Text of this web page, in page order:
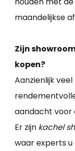
maandelijkse
Zijn
kopen?
Aanzienlijk
aandacht voor
Er zijn kachel
waar experts u